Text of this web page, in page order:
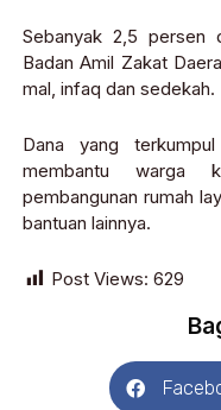
Sebanyak 2,5 persen
Badan Amil Zakat
mal, infaq dan sedekah.
Dana yang
membantu warga
pembangunan rumah
bantuan lainnya.
Post Views: 629